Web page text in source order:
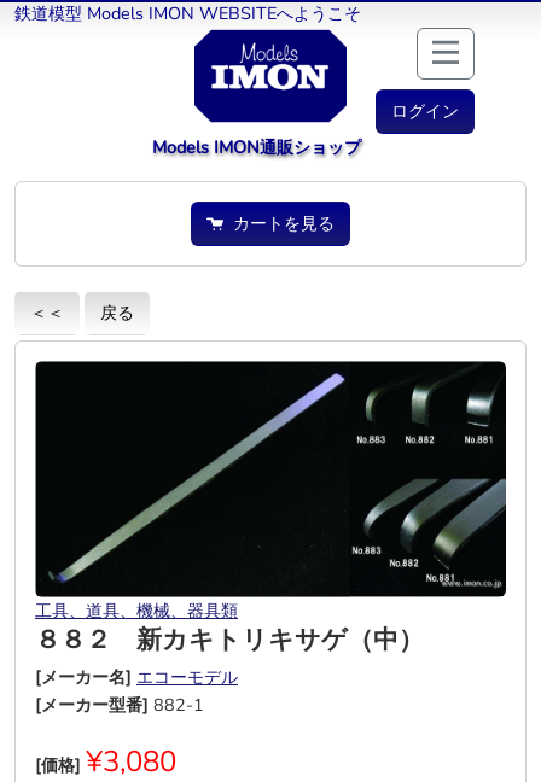
鉄道模型 Models IMON WEBSITEへようこそ
ログイン
Models IMON通販ショップ
カートを見る
＜＜ 戻る
工具、道具、機械、器具類
８８２ 新カキトリキサゲ（中）
[メーカー名] エコーモデル
[メーカー型番] 882-1
[価格] ¥3,080